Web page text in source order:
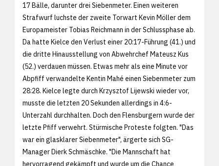
17 Bälle, darunter drei Siebenmeter. Einen weiteren
Strafwurf luchste der zweite Torwart Kevin Möller dem
Europameister Tobias Reichmann in der Schlussphase ab.
Da hatte Kielce den Verlust einer 20:17-Führung (41.) und
die dritte Hinausstellung von Abwehrchef Mateusz Kus
(52.) verdauen müssen. Etwas mehr als eine Minute vor
Abpfiff verwandelte Kentin Mahé einen Siebenmeter zum
28:28. Kielce legte durch Krzysztof Lijewski wieder vor,
musste die letzten 20 Sekunden allerdings in 4:6-
Unterzahl durchhalten. Doch den Flensburgern wurde der
letzte Pfiff verwehrt. Stürmische Proteste folgten. "Das
war ein glasklarer Siebenmeter", ärgerte sich SG-
Manager Dierk Schmäschke. "Die Mannschaft hat
hervorragend gekämpft und wurde um die Chance